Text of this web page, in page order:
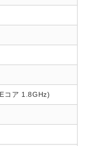
コア 1.8GHz)